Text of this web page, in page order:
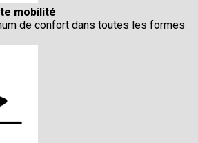
mobilité
de confort dans toutes les formes